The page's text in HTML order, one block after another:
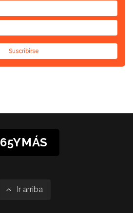
Suscribirse
65YMÁS
Ir arriba